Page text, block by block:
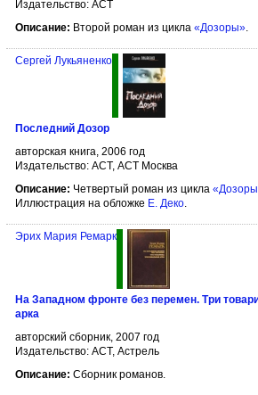
Издательство: АСТ
Описание: Второй роман из цикла «Дозоры»
Сергей Лукьяненко
Последний Дозор
авторская книга, 2006 год
Издательство: АСТ, АСТ Москва
Описание: Четвертый роман из цикла
Иллюстрация на обложке Е. Деко
Эрих Мария Ремарк
На Западном фронте без перемен. Три
арка
авторский сборник, 2007 год
Издательство: АСТ, Астрель
Описание: Сборник романов.